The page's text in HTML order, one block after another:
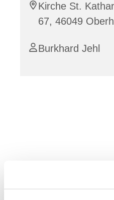
Kirche St.
67, 46049
Burkhard Jehl